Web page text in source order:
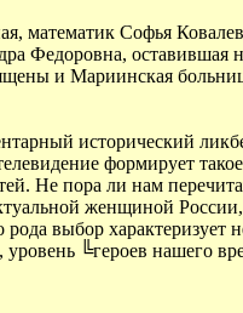
математик Софья
Федоровна, оставившая
и Мариинская
исторический
формирует
Не пора ли нам
женщиной
выбор характеризует
уровень ╚героев нашего